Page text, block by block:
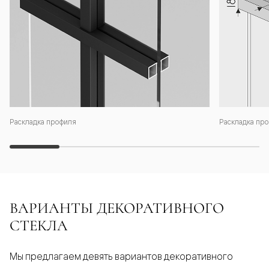
Раскладка профиля Раскладка
ВАРИАНТЫ ДЕКОРАТИВНОГО
СТЕКЛА
Мы предлагаем девять вариантов декоративного